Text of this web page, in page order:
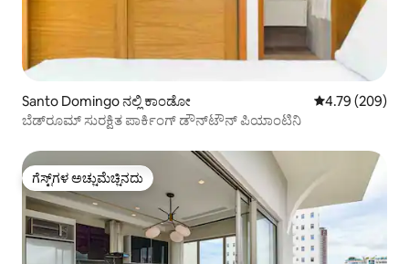
Santo Domingo ನಲ್ಲಿ ಕಾಂಡೋ 5 ರಲ್ಲಿ 4.79
4.79 (209)
ಬೆಡ್‌ರೂಮ್ ಸುರಕ್ಷಿತ ಪಾರ್ಕಿಂಗ್ ಡೌನ್‌ಟೌನ್ ಪಿಯಾಂಟಿನಿ
ಗೆಸ್ಟ್‌ಗಳ ಅಚ್ಚುಮೆಚ್ಚಿನದು
ಗೆಸ್ಟ್‌ಗಳ ಅಚ್ಚುಮೆಚ್ಚಿನದು